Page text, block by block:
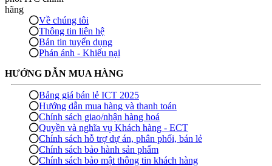
Về chúng tôi
Thông tin liên hệ
Bản tin tuyển dụng
Phán ánh - Khiếu nại
HƯỚNG DẪN MUA HÀNG
Bảng giá bán lẻ ICT 2025
Hướng dẫn mua hàng và thanh toán
Chính sách giao/nhận hàng hoá
Quyền và nghĩa vụ Khách hàng - ECT
Chính sách hỗ trợ dự án, phân phối, bán lẻ
Chính sách bảo hành sản phẩm
Chính sách bảo mật thông tin khách hàng